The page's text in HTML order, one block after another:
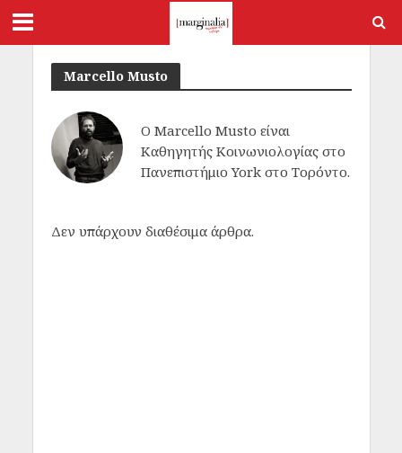
Marcello Musto
Ο Marcello Musto είναι
Καθηγητής Κοινωνιολογίας στο
Πανεπιστήμιο York στο Τορόντο.
Δεν υπάρχουν διαθέσιμα άρθρα.